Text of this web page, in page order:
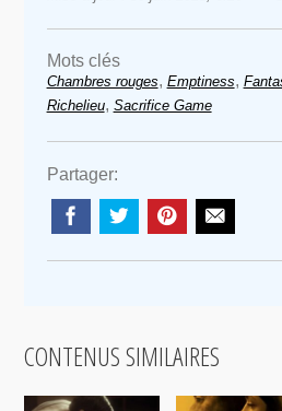
Mots clés
Chambres rouges, Emptiness,
Richelieu, Sacrifice Game
Partager:
CONTENUS SIMILAIRES